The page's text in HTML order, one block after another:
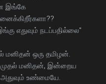
இங்கே
நடப்பதில்லை"
ஒரு தமிழன்.
முதல் மனிதன், இன்றைய
உண்மையே.